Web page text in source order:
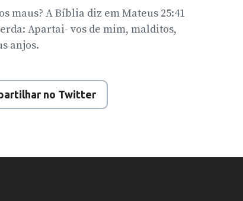
maus? A Bíblia diz em Mateus 25:41
Apartai- vos de mim, malditos,
anjos.
no Twitter